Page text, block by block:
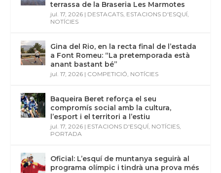
terrassa de la Braseria Les Marmotes
jul. 17, 2026 | DESTACATS, ESTACIONS D'ESQUÍ,
NOTÍCIES
Gina del Rio, en la recta final de l’estada
a Font Romeu: “La pretemporada està
anant bastant bé”
jul. 17, 2026 | COMPETICIÓ, NOTÍCIES
Baqueira Beret reforça el seu
compromís social amb la cultura,
l’esport i el territori a l’estiu
jul. 17, 2026 | ESTACIONS D'ESQUÍ, NOTÍCIES,
PORTADA
Oficial: L’esquí de muntanya seguirà al
programa olímpic i tindrà una prova més